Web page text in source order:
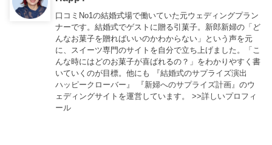
口コミNo1の結婚式場で働いていた元ウェディングプラン
ナーです。結婚式でゲストに贈る引菓子。新郎新婦の「ど
んなお菓子を贈ればいいのかわからない」という声を元
に、スイーツ専門のサイトを自分で立ち上げました。「こ
んな時にはどのお菓子が喜ばれるの？」をわかりやすく書
いていくのが目標。他にも
『結婚式のサプライズ演出
ハッピークローバー』
『新婦へのサプライズ計画』のウ
ェディングサイトを運営しています。 >>詳しいプロフィ
ール